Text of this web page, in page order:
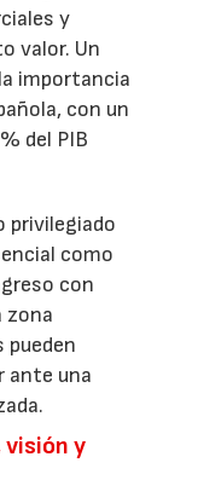
y
valor. Un
importancia
con un
del PIB
privilegiado
como
con
zona
pueden
ante una
visión y